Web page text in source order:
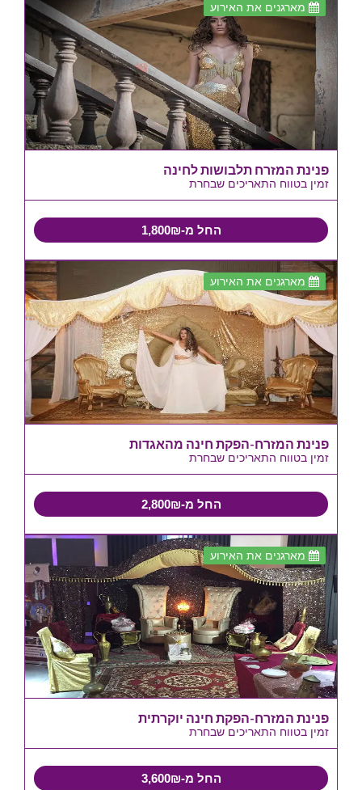
מארגנים את האירוע
פנינת המזרח תלבושות לחינה
זמין בטווח התאריכים שבחרת
החל מ-1,800₪
מארגנים את האירוע
פנינת המזרח-הפקת חינה מהאגדות
זמין בטווח התאריכים שבחרת
החל מ-2,800₪
מארגנים את האירוע
פנינת המזרח-הפקת חינה יוקרתית
זמין בטווח התאריכים שבחרת
החל מ-3,600₪